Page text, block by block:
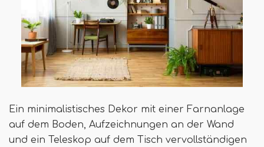
Ein minimalistisches Dekor mit einer Farnanlage
auf dem Boden, Aufzeichnungen an der Wand
und ein Teleskop auf dem Tisch vervollständigen